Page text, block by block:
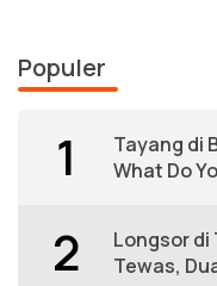
Populer
1
Tayang di
What Do
2
Longsor di
Tewas,